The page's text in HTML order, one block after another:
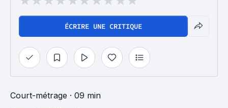
ÉCRIRE UNE CRITIQUE
Court-métrage · 09 min